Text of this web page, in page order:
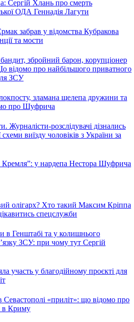
Сергій Хлань про смерть
ОДА Геннадія Лагути
забрав у відомства Кубракова
та мости
збройний барон, корупціонер
відомо про найбільшого приватного
ЗСУ
зламана щелепа дружини та
про Шуфрича
розслідувачі дізнались
виїзду чоловіків з України за
Кремля”: у нардепа Нестора Шуфрича
олігарх? Хто такий Максим Кріппа
спецслужби
Генштабі та у колишнього
ЗСУ: при чому тут Сергій
участь у благодійному проєкті для
Севастополі «приліт»: що відомо про
в Криму